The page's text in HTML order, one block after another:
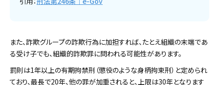
また、詐欺グループの詐欺行為に加担すれば、たとえ組織の末端であ
る受け子でも、組織的詐欺罪に問われる可能性があります。
罰則は1年以上の有期拘禁刑（懲役のような身柄拘束刑）と定められ
ており、最長で20年、他の罪が加重されると、上限は30年となります